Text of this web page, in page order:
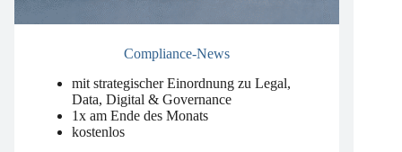
mit strategischer Einordnung zu Legal,
Data, Digital & Governance
1x am Ende des Monats